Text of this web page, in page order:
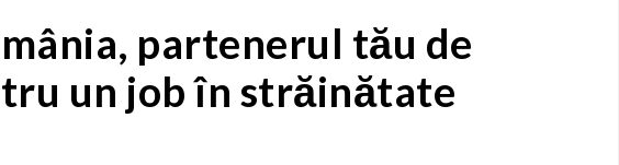
partenerul tău de
un job în străinătate